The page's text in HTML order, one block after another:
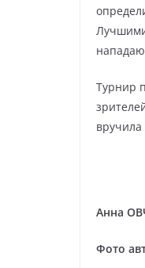
Турнир
Анна
Фото